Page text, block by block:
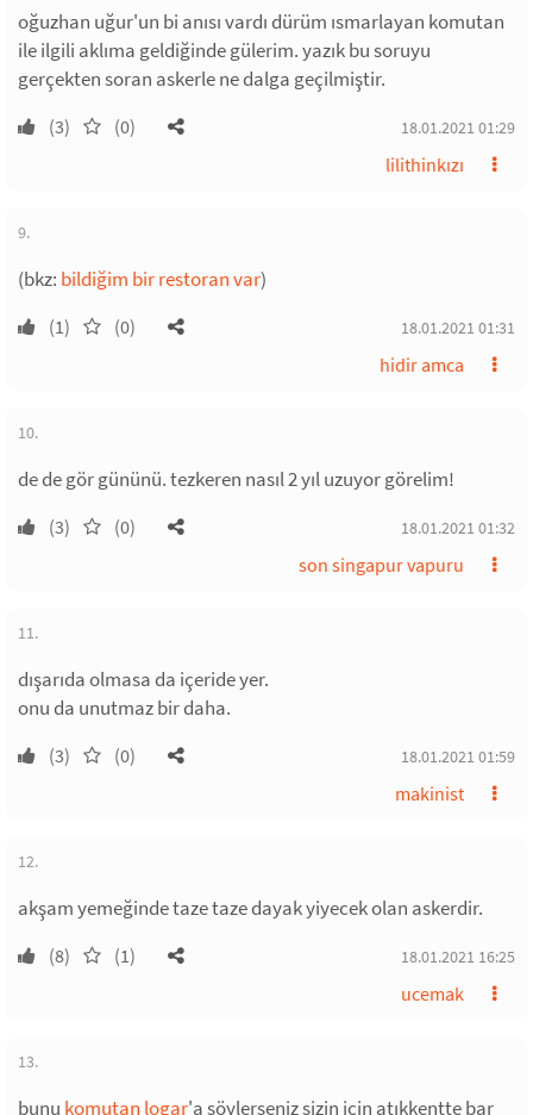
oğuzhan uğur'un bi anısı vardı dürüm ısmarlayan komutan
ile ilgili aklıma geldiğinde gülerim. yazık bu soruyu
gerçekten soran askerle ne dalga geçilmiştir.
(3) (0) 18.01.2021 01:29
lilithinkızı
9.
(bkz: bildiğim bir restoran var)
(1) (0) 18.01.2021 01:31
hidir amca
10.
de de gör gününü. tezkeren nasıl 2 yıl uzuyor görelim!
(3) (0) 18.01.2021 01:32
son singapur vapuru
11.
dışarıda olmasa da içeride yer.
onu da unutmaz bir daha.
(3) (0) 18.01.2021 01:59
makinist
12.
akşam yemeğinde taze taze dayak yiyecek olan askerdir.
(8) (1) 18.01.2021 16:25
ucemak
13.
bunu komutan logar'a söylerseniz sizin için atıkkentte bar